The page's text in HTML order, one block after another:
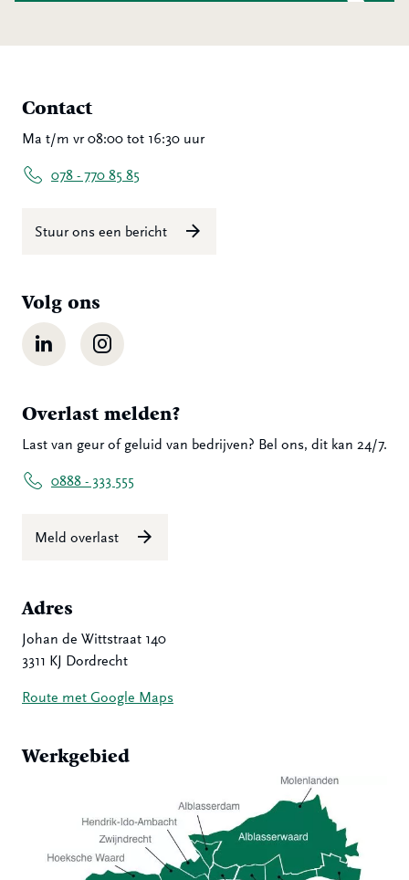
Contact
Ma t/m vr 08:00 tot 16:30 uur
078 - 770 85 85
Stuur ons een bericht
Volg ons
LinkedIn Instagram
Overlast melden?
Last van geur of geluid van bedrijven? Bel ons, dit kan 24/7.
0888 - 333 555
Meld overlast
Adres
Johan de Wittstraat 140
3311 KJ Dordrecht
Route met Google Maps
Werkgebied